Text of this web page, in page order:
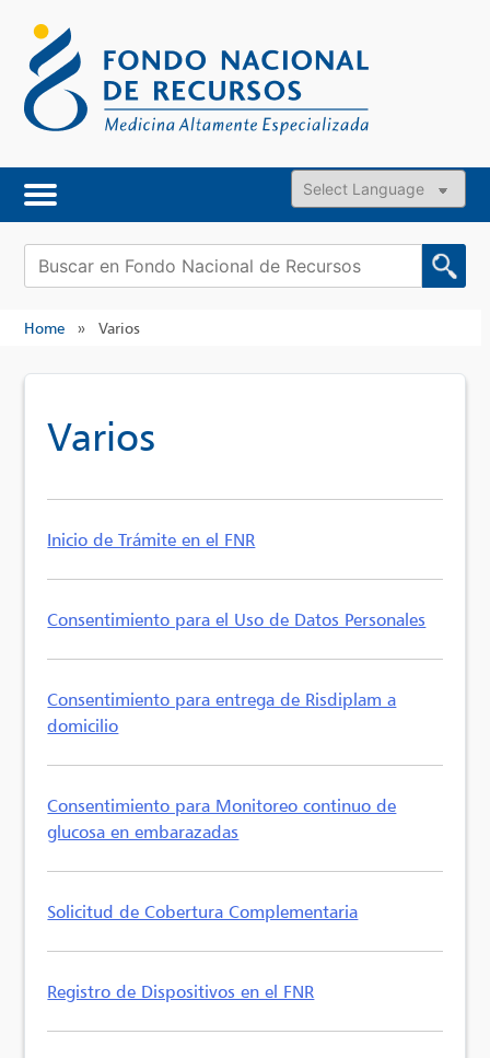
content
Powered by
Buscar:
Home » Varios
Varios
Inicio de Trámite en el FNR
Consentimiento para el Uso de Datos Personales
Consentimiento para entrega de Risdiplam a
domicilio
Consentimiento para Monitoreo continuo de
glucosa en embarazadas
Solicitud de Cobertura Complementaria
Registro de Dispositivos en el FNR